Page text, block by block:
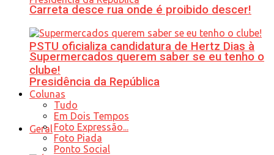
PSTU oficializa candidatura de Hertz Dias à
Presidência da República
Geral
Carreta desce rua onde é proibido descer!
Supermercados querem saber se eu tenho o
clube!
Colunas
Tudo
Em Dois Tempos
Foto Expressão...
Foto Piada
Ponto Social